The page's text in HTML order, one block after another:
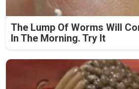
The Lump Of Worms Will
In The Morning. Try It